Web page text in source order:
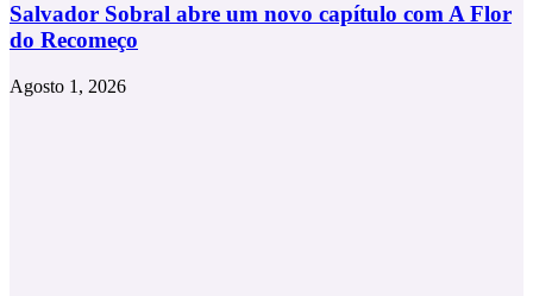
Salvador Sobral abre um novo capítulo com A Flor
do Recomeço
Agosto 1, 2026